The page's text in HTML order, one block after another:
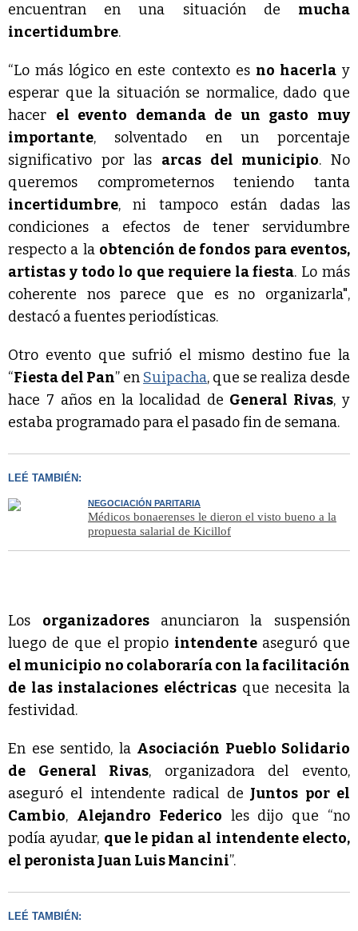
encuentran en una situación de mucha
incertidumbre.
“Lo más lógico en este contexto es no hacerlay
esperar que la situación se normalice, dado que
hacer el evento demanda de un gasto muy
importante, solventado en un porcentaje
significativo por las arcas del municipio. No
queremos comprometernos teniendo tanta
incertidumbre, ni tampoco están dadas las
condiciones a efectos de tener servidumbre
respecto a la obtención de fondos para eventos,
artistas y todo lo que requiere la fiesta. Lo más
coherente nos parece que es no organizarla",
destacó a fuentes periodísticas.
Otro evento que sufrió el mismo destino fue la
“Fiesta del Pan” en Suipacha, que se realiza desde
hace 7 años en la localidad de General Rivas, y
estaba programado para el pasado fin de semana.
LEÉ TAMBIÉN:
NEGOCIACIÓN PARITARIA
Médicos bonaerenses le dieron el visto bueno a la
propuesta salarial de Kicillof
Los organizadores anunciaron la suspensión
luego de que el propio intendente aseguró que
el municipio no colaboraría con la facilitación
de las instalaciones eléctricas que necesita la
festividad.
En ese sentido, la Asociación Pueblo Solidario
de General Rivas, organizadora del evento,
aseguró el intendente radical de Juntos por el
Cambio, Alejandro Federico les dijo que “no
podía ayudar, que le pidan al intendente electo,
el peronista Juan Luis Mancini”.
LEÉ TAMBIÉN: